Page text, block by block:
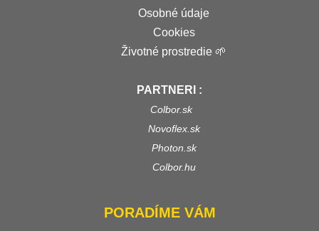
Osobné údaje
Cookies
Životné prostredie 🌱
PARTNERI :
Colbor.sk
Novoflex.sk
Photon.sk
Colbor.hu
PORADÍME VÁM